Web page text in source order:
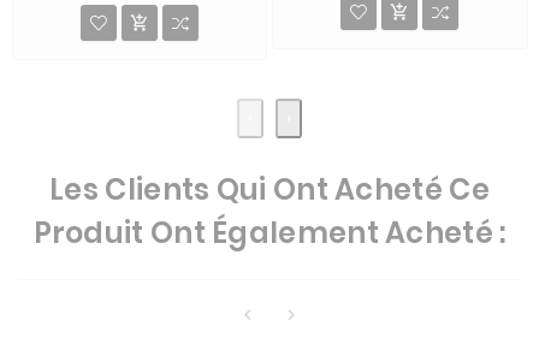


Les Clients Qui Ont Acheté Ce
Produit Ont Également Acheté :
 